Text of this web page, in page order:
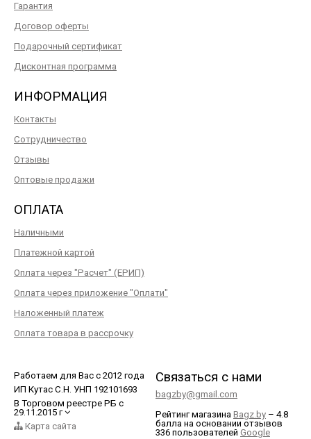
Гарантия
Договор оферты
Подарочный сертификат
Дисконтная программа
ИНФОРМАЦИЯ
Контакты
Сотрудничество
Отзывы
Оптовые продажи
ОПЛАТА
Наличными
Платежной картой
Оплата через "Расчет" (ЕРИП)
Оплата через приложение "Оплати"
Наложенный платеж
Оплата товара в рассрочку
Работаем для Вас с 2012 года
ИП Кутас С.Н. УНП 192101693
В Торговом реестре РБ с
29.11.2015 г
Карта сайта
Связаться с нами
bagzby@gmail.com
Рейтинг магазина Bagz.by – 4.8
балла на основании отзывов
336 пользователей Google